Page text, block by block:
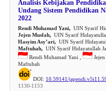
Analisis Kebijakan
Undang Sistem Pendidikan
2022
Rendi Muhamad Yani,UIN Syarif
Jejen Musfah,UIN Syarif
Hasyim Asy’ari,UIN Syarif
Maftuhah,UIN Syarif Hidayatullah
Rendi Muhamad Yani ,
Jejen
Maftuhah
DOI: 10.59141/
1130-1153